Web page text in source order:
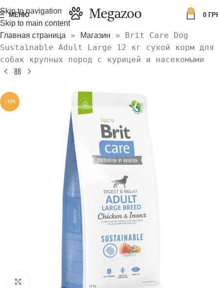
Skip to navigation
Skip to main content
МЕНЮ
0
0
Главная страница » Магазин » Brit Care Dog
Sustainable Adult Large 12 кг сухой корм для
собак крупных пород с курицей и насекомыми
-35%
Нажмите, чтобы увеличить